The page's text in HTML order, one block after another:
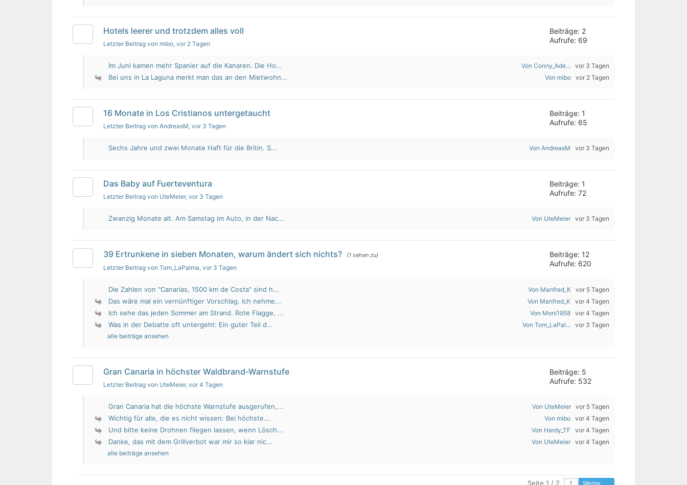
Hotels leerer und trotzdem alles voll
Letzter Beitrag von mibo, vor 2 Tagen
Beiträge: 2
Aufrufe: 69
Im Juni kamen mehr Spanier auf die Kanaren. Die Ho... Von Conny_Ade... vor 3 Tagen
Bei uns in La Laguna merkt man das an den Mietwohn... Von mibo vor 2 Tagen
16 Monate in Los Cristianos untergetaucht
Letzter Beitrag von AndreasM, vor 3 Tagen
Beiträge: 1
Aufrufe: 65
Sechs Jahre und zwei Monate Haft für die Britin. S... Von AndreasM vor 3 Tagen
Das Baby auf Fuerteventura
Letzter Beitrag von UteMeier, vor 3 Tagen
Beiträge: 1
Aufrufe: 72
Zwanzig Monate alt. Am Samstag im Auto, in der Nac... Von UteMeier vor 3 Tagen
39 Ertrunkene in sieben Monaten, warum ändert sich nichts? (1 sehen zu)
Letzter Beitrag von Tom_LaPalma, vor 3 Tagen
Beiträge: 12
Aufrufe: 620
Die Zahlen von "Canarias, 1500 km de Costa" sind h... Von Manfred_K vor 5 Tagen
Das wäre mal ein vernünftiger Vorschlag. Ich nehme... Von Manfred_K vor 4 Tagen
Ich sehe das jeden Sommer am Strand. Rote Flagge, ... Von Moni1958 vor 4 Tagen
Was in der Debatte oft untergeht: Ein guter Teil d... Von Tom_LaPal... vor 3 Tagen
alle beiträge ansehen
Gran Canaria in höchster Waldbrand-Warnstufe
Letzter Beitrag von UteMeier, vor 4 Tagen
Beiträge: 5
Aufrufe: 532
Gran Canaria hat die höchste Warnstufe ausgerufen,... Von UteMeier vor 5 Tagen
Wichtig für alle, die es nicht wissen: Bei höchste... Von mibo vor 4 Tagen
Und bitte keine Drohnen fliegen lassen, wenn Lösch... Von Hardy_TF vor 4 Tagen
Danke, das mit dem Grillverbot war mir so klar nic... Von UteMeier vor 4 Tagen
alle beiträge ansehen
Seite 1 / 2 Weiter